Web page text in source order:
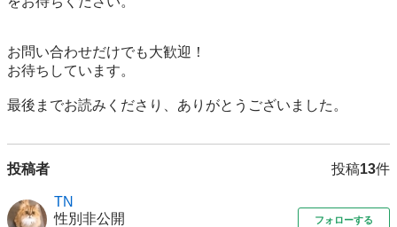
お問い合わせだけでも大歓迎！
お待ちしています。
最後までお読みくださり、ありがとうございました。
投稿者 投稿13件
TN
性別非公開
フォローする